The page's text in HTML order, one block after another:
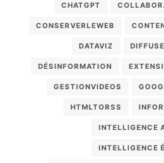
CHATGPT
CONSERVERLEWEB
DATAVIZ
DÉSINFORMATION
GESTIONVIDEOS
HTMLTORSS
INTELLIGENCE
INTELLIGENCE